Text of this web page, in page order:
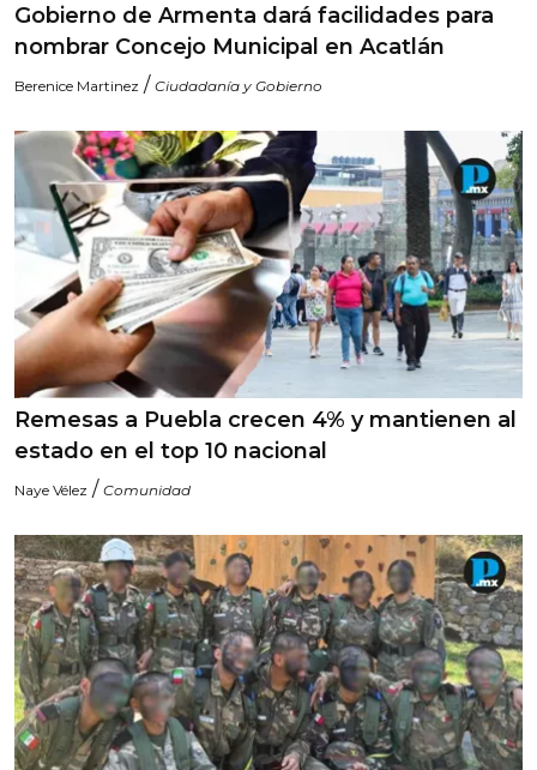
Gobierno de Armenta dará facilidades para
nombrar Concejo Municipal en Acatlán
Berenice Martinez / Ciudadanía y Gobierno
Remesas a Puebla crecen 4% y mantienen al
estado en el top 10 nacional
Naye Vélez / Comunidad